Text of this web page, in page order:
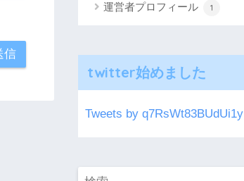
運営者プロフィール 1
twitter始めました
Tweets by q7RsWt83BUdUi1y